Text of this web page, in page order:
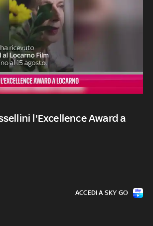
l'Excellence Award a
ACCEDI A SKY GO